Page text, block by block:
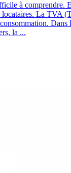
à comprendre.
locataires. La TVA
Dans
la ...